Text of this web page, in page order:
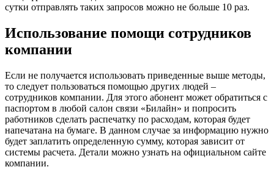
сутки отправлять таких запросов можно не больше 10 раз.
Использование помощи сотрудников
компании
Если не получается использовать приведенные выше методы,
то следует пользоваться помощью других людей –
сотрудников компании. Для этого абонент может обратиться с
паспортом в любой салон связи «Билайн» и попросить
работников сделать распечатку по расходам, которая будет
напечатана на бумаге. В данном случае за информацию нужно
будет заплатить определенную сумму, которая зависит от
системы расчета. Детали можно узнать на официальном сайте
компании.